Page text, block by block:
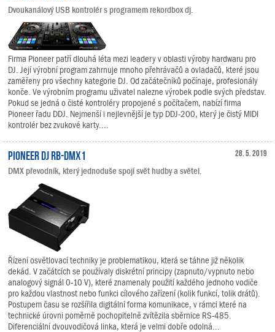
Dvoukanálový USB kontrolér s programem rekordbox dj.
Firma Pioneer patří dlouhá léta mezi leadery v oblasti výroby hardwaru pro
DJ. Její výrobní program zahrnuje mnoho přehrávačů a ovladačů, které jsou
zaměřeny pro všechny kategorie DJ. Od začátečníků počínaje, profesionály
konče. Ve výrobním programu uživatel nalezne výrobek podle svých představ.
Pokud se jedná o čisté kontroléry propojené s počítačem, nabízí firma
Pioneer řadu DDJ. Nejmenší i nejlevnější je typ DDJ-200, který je čistý MIDI
kontrolér bez zvukové karty....
28. 5. 2019
Pioneer DJ RB-DMX1
DMX převodník, který jednoduše spojí svět hudby a světel.
Řízení osvětlovací techniky je problematikou, která se táhne již několik
dekád. V začátcích se používaly diskrétní principy (zapnuto/vypnuto nebo
analogový signál 0-10 V), které znamenaly použití každého jednoho vodiče
pro každou vlastnost nebo funkci cílového zařízení (kolik funkcí, tolik drátů).
Postupem času se rozšířila digitální forma komunikace, v rámci které na
technické úrovni poměrně pochopitelně zvítězila sběrnice RS-485.
Diferenciální dvouvodičová linka, která je velmi dobře odolná...